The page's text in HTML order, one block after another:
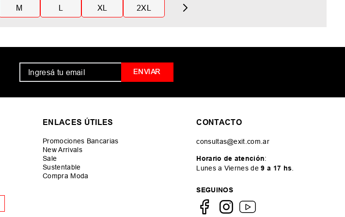
M L XL 2XL
ENVIAR
ENLACES ÚTILES
Promociones Bancarias
New Arrivals
Sale
Sustentable
Compra Moda
CONTACTO
consultas@exit.com.ar
Horario de atención:
Lunes a Viernes de9 a 17 hs
SEGUINOS